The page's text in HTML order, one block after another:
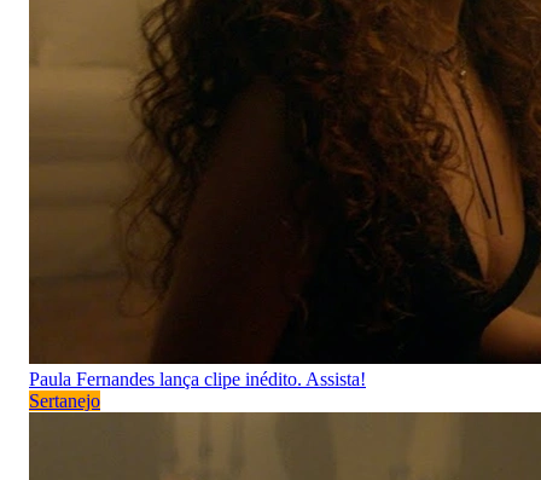
Paula Fernandes lança clipe inédito. Assista!
Sertanejo